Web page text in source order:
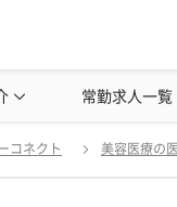
常勤求人一覧
報 美容外科・
コネクト 美容医療の
ジュアルクリニック事